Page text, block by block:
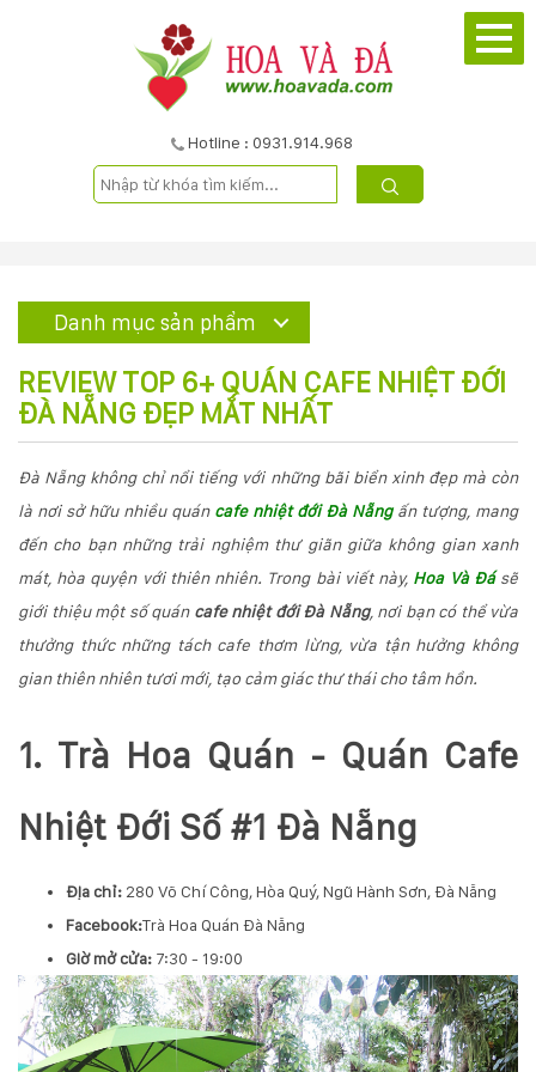
Hotline : 0931.914.968
PHẨM
DỊCH
VỤ
KỸ
THUẬT
TRỒNG
ẢNH
LIÊN
Danh mục sản phẩm
REVIEW TOP 6+ QUÁN CAFE NHIỆT ĐỚI
ĐÀ NẴNG ĐẸP MẮT NHẤT
Đà Nẵng không chỉ nổi tiếng với những bãi biển xinh đẹp mà còn
là nơi sở hữu nhiều quán cafe nhiệt đới Đà Nẵngấn tượng, mang
đến cho bạn những trải nghiệm thư giãn giữa không gian xanh
mát, hòa quyện với thiên nhiên. Trong bài viết này, Hoa Và Đá sẽ
giới thiệu một số quán cafe nhiệt đới Đà Nẵng, nơi bạn có thể vừa
thưởng thức những tách cafe thơm lừng, vừa tận hưởng không
gian thiên nhiên tươi mới, tạo cảm giác thư thái cho tâm hồn.
1. Trà Hoa Quán - Quán Cafe
Nhiệt Đới Số #1 Đà Nẵng
Địa chỉ: 280 Võ Chí Công, Hòa Quý, Ngũ Hành Sơn, Đà Nẵng
Facebook:Trà Hoa Quán Đà Nẵng
Giờ mở cửa: 7:30 - 19:00